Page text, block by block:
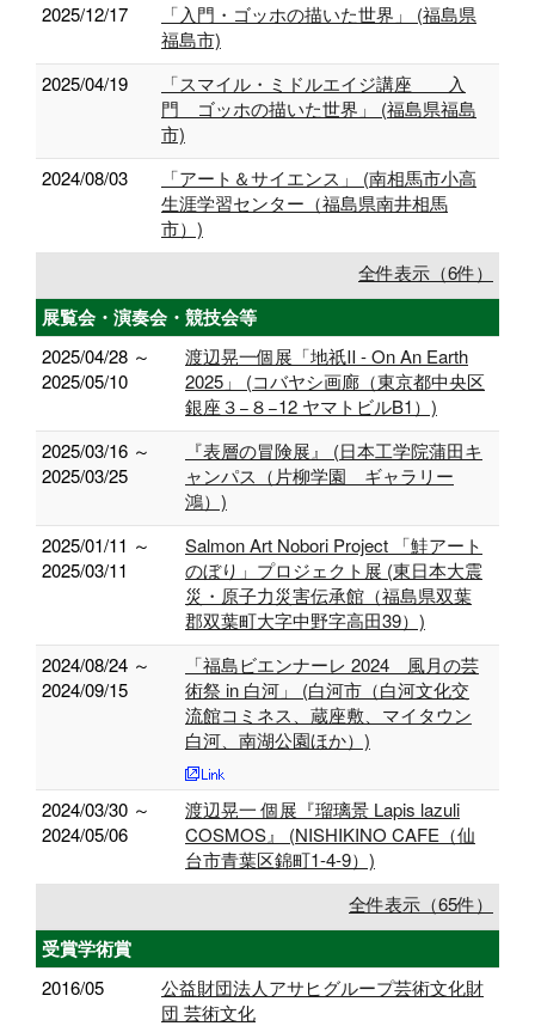
2025/12/17
「入門・ゴッホの描いた世界」 (福島県
福島市)
2025/04/19
「スマイル・ミドルエイジ講座 入
門 ゴッホの描いた世界」 (福島県福島
市)
2024/08/03
「アート＆サイエンス」 (南相馬市小高
生涯学習センター（福島県南井相馬
市）)
全件表示（6件）
展覧会・演奏会・競技会等
2025/04/28 ～
2025/05/10
渡辺晃一個展「地祇Ⅱ - On An Earth
2025」 (コバヤシ画廊（東京都中央区
銀座３−８−12 ヤマトビルB1）)
2025/03/16 ～
2025/03/25
『表層の冒険展』 (日本工学院蒲田キ
ャンパス（片柳学園 ギャラリー
鴻）)
2025/01/11 ～
2025/03/11
Salmon Art Nobori Project 「鮭アート
のぼり」プロジェクト展 (東日本大震
災・原子力災害伝承館（福島県双葉
郡双葉町大字中野字高田39）)
2024/08/24 ～
2024/09/15
「福島ビエンナーレ 2024 風月の芸
術祭 in 白河」 (白河市（白河文化交
流館コミネス、蔵座敷、マイタウン
白河、南湖公園ほか）)
2024/03/30 ～
2024/05/06
渡辺晃一 個展『瑠璃景 Lapis lazuli
COSMOS』 (NISHIKINO CAFE（仙
台市青葉区錦町1-4-9）)
全件表示（65件）
受賞学術賞
2016/05
公益財団法人アサヒグループ芸術文化財
団 芸術文化